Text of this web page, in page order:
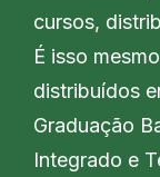
cursos,
É isso
distribuídos
Graduação
Integrado e